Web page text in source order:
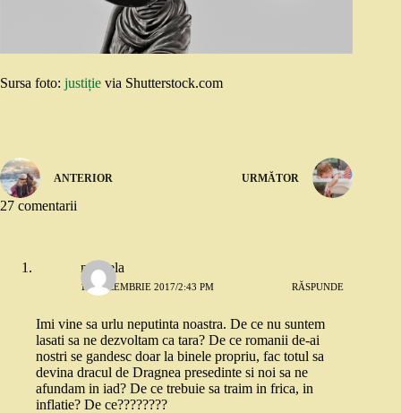
Sursa foto: justiție via Shutterstock.com
ANTERIOR URMĂTOR
27 comentarii
mihaela
18 DECEMBRIE 2017/2:43 PM RĂSPUNDE
Imi vine sa urlu neputinta noastra. De ce nu suntem
lasati sa ne dezvoltam ca tara? De ce romanii de-ai
nostri se gandesc doar la binele propriu, fac totul sa
devina dracul de Dragnea presedinte si noi sa ne
afundam in iad? De ce trebuie sa traim in frica, in
inflatie? De ce????????